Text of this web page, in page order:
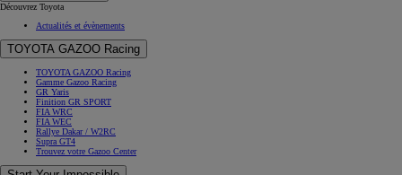
Découvrez Toyota
Actualités et évènements
TOYOTA GAZOO Racing
TOYOTA GAZOO Racing
Gamme Gazoo Racing
GR Yaris
Finition GR SPORT
FIA WRC
FIA WEC
Rallye Dakar / W2RC
Supra GT4
Trouvez votre Gazoo Center